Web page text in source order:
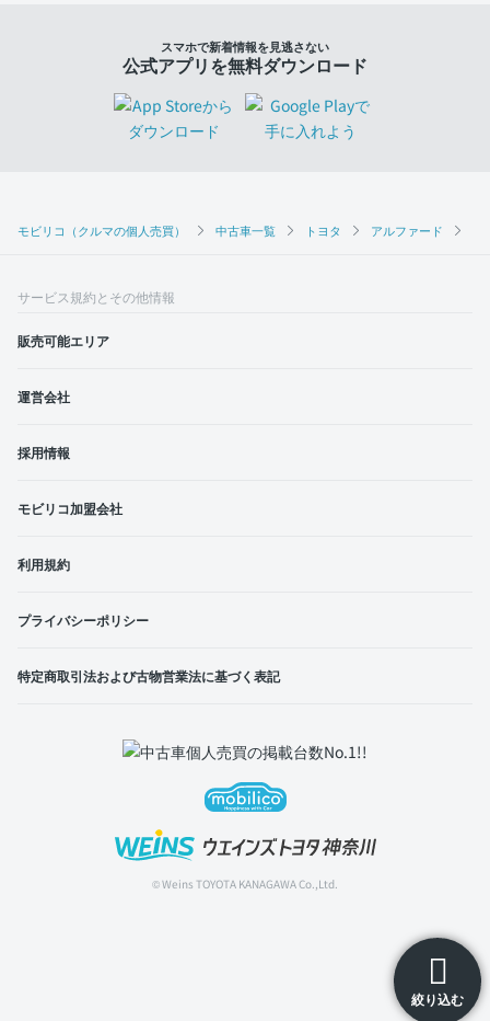
モビリコ（クルマの個人売買） 中古車一覧 トヨタ アルファード
絞り込む
スマホで新着情報を見逃さない
公式アプリを無料ダウンロード
サービス規約とその他情報
販売可能エリア
運営会社
採用情報
モビリコ加盟会社
利用規約
プライバシーポリシー
特定商取引法および古物営業法に基づく表記
© Weins TOYOTA KANAGAWA Co.,Ltd.